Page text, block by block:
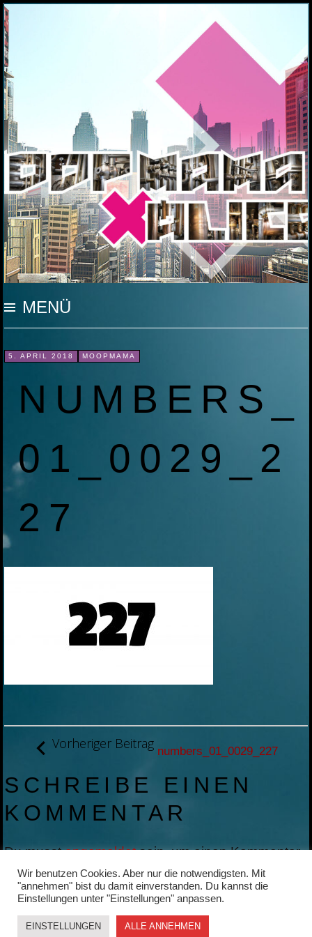
MOOP MAMA
MENÜ
INHALT
SPRINGEN
5. APRIL 2018 MOOPMAMA
NUMBERS_
01_0029_2
27
BEITRAGSNAVIGATION
Vorheriger Beitragnumbers_01_0029_227
SCHREIBE EINEN
KOMMENTAR
Du musstangemeldetsein, um einen Kommentar
abzugeben.
Wir benutzen Cookies. Aber nur die notwendigsten. Mit
"annehmen" bist du damit einverstanden. Du kannst die
Einstellungen unter "Einstellungen" anpassen.
EINSTELLUNGEN ALLE ANNEHMEN